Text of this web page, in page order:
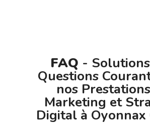
FAQ -
Questions
nos
Marketing et
Digital à